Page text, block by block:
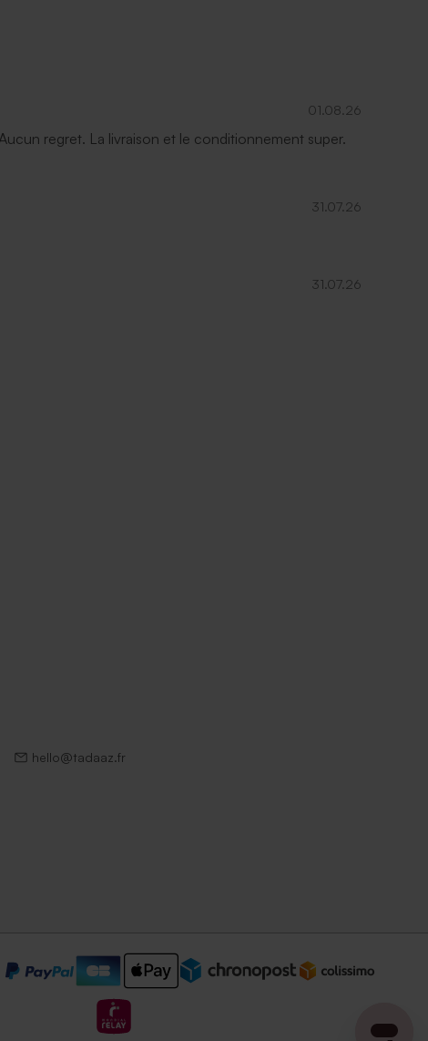
01.08.26
regret. La livraison et le conditionnement super.
31.07.26
31.07.26
hello@tadaaz.fr